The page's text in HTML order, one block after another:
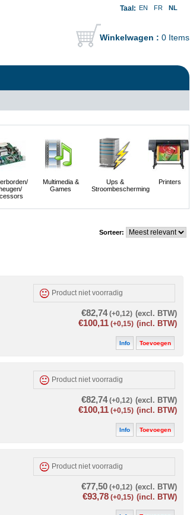
Taal: EN FR
NL
Winkelwagen : 0 Items
Multimedia &
Games
Ups &
Stroombescherming
Printers
Sorteer:
Product niet voorradig
€82,74 (+0,12) (excl. BTW)
€100,11 (+0,15) (incl. BTW)
Info Toevoegen
Product niet voorradig
€82,74 (+0,12) (excl. BTW)
€100,11 (+0,15) (incl. BTW)
Info Toevoegen
Product niet voorradig
€77,50 (+0,12) (excl. BTW)
€93,78 (+0,15) (incl. BTW)